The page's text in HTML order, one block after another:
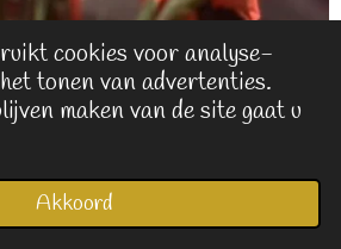
cookies voor analyse-
tonen van advertenties.
maken van de site gaat u
Akkoord